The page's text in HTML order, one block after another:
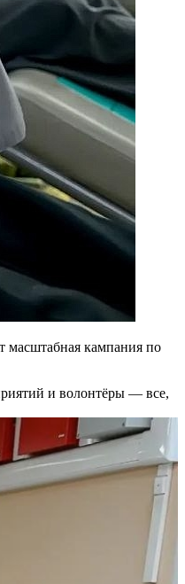
масштабная кампания по
и волонтёры — все,